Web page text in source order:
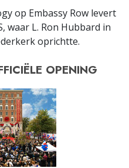
op Embassy Row levert
waar L. Ron Hubbard in
oprichtte.
OPENING